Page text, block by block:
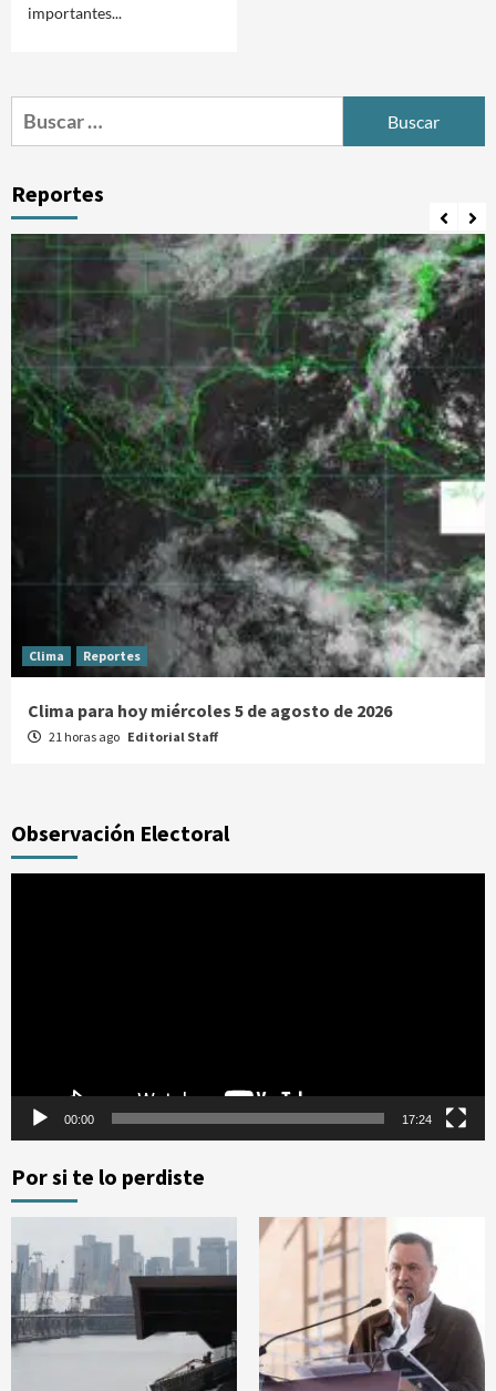
importantes...
Buscar:
Reportes
Clima Reportes
Clima para hoy miércoles 5 de agosto de 2026
21 horas ago Editorial Staff
Observación Electoral
00:00 17:24
Por si te lo perdiste